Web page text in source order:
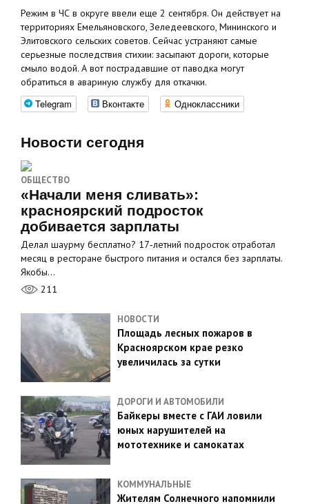
Режим в ЧС в округе ввели еще 2 сентября. Он действует на
территориях Емельяновского, Зеледеевского, Мининского и
Элитовского сельских советов. Сейчас устраняют самые
серьезные последствия стихии: засыпают дороги, которые
смыло водой. А вот пострадавшие от паводка могут
обратиться в авариную службу для откачки.
Telegram Вконтакте Одноклассники
Новости сегодня
ОБЩЕСТВО
«Начали меня сливать»:
красноярский подросток
добивается зарплаты
Делал шаурму бесплатно? 17‑летний подросток отработал
месяц в ресторане быстрого питания и остался без зарплаты.
Якобы…
211
НОВОСТИ
Площадь лесных пожаров в
Красноярском крае резко
увеличилась за сутки
ДОРОГИ И АВТОМОБИЛИ
Байкеры вместе с ГАИ ловили
юных нарушителей на
мототехнике и самокатах
КОММУНАЛЬНЫЕ
Жителям Солнечного напомнили